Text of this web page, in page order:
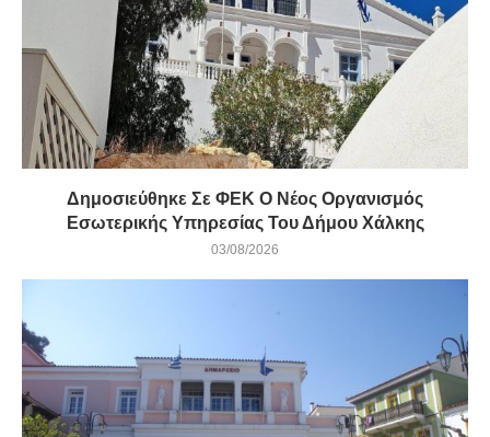
Δημοσιεύθηκε Σε ΦΕΚ Ο Νέος Οργανισμός
Εσωτερικής Υπηρεσίας Του Δήμου Χάλκης
03/08/2026